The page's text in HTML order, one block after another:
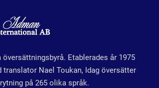
översättningsbyrå. Etablerades år 1975
translator Nael Toukan, Idag översätter
på 265 olika språk.